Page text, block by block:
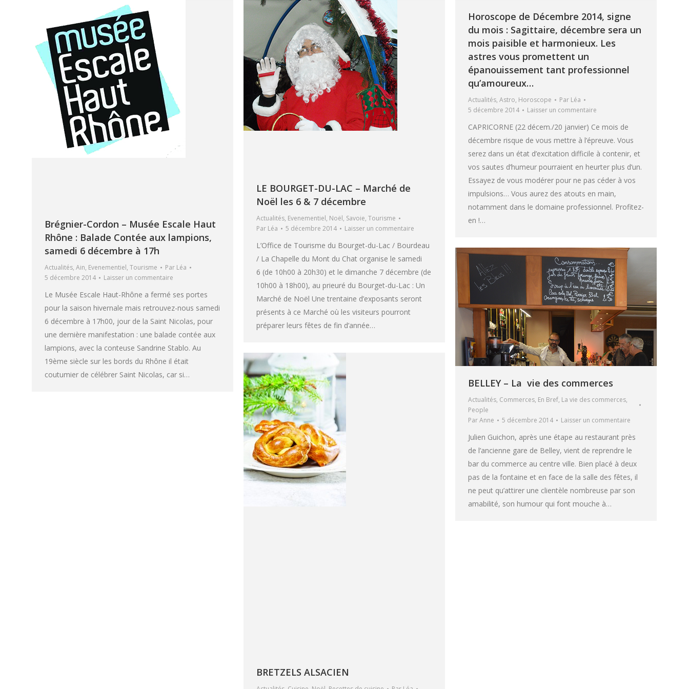
Brégnier-Cordon – Musée Escale Haut
Rhône : Balade Contée aux lampions,
samedi 6 décembre à 17h
Actualités, Ain, Evenementiel, Tourisme Par Léa
5 décembre 2014
Laisser un commentaire
Le Musée Escale Haut-Rhône a fermé ses portes
pour la saison hivernale mais retrouvez-nous samedi
6 décembre à 17h00, jour de la Saint Nicolas, pour
une dernière manifestation : une balade contée aux
lampions, avec la conteuse Sandrine Stablo. Au
19ème siècle sur les bords du Rhône il était
coutumier de célébrer Saint Nicolas, car si…
LE BOURGET-DU-LAC – Marché de
Noël les 6 & 7 décembre
Actualités, Evenementiel, Noël, Savoie, Tourisme
Par Léa 5 décembre 2014 Laisser un commentaire
L’Office de Tourisme du Bourget-du-Lac / Bourdeau
/ La Chapelle du Mont du Chat organise le samedi
6 (de 10h00 à 20h30) et le dimanche 7 décembre (de
10h00 à 18h00), au prieuré du Bourget-du-Lac : Un
Marché de Noël Une trentaine d’exposants seront
présents à ce Marché où les visiteurs pourront
préparer leurs fêtes de fin d’année…
Horoscope de Décembre 2014, signe
du mois : Sagittaire, décembre sera un
mois paisible et harmonieux. Les
astres vous promettent un
épanouissement tant professionnel
qu’amoureux…
Actualités, Astro, Horoscope Par Léa
5 décembre 2014
Laisser un commentaire
CAPRICORNE (22 décem./20 janvier) Ce mois de
décembre risque de vous mettre à l’épreuve. Vous
serez dans un état d’excitation difficile à contenir, et
vos sautes d’humeur pourraient en heurter plus d’un.
Essayez de vous modérer pour ne pas céder à vos
impulsions… Vous aurez des atouts en main,
notamment dans le domaine professionnel. Profitez-
en !…
BELLEY – La vie des commerces
Actualités, Commerces, En Bref, La vie des commerces,
People
ParAnne 5 décembre 2014 Laisser un commentaire
Julien Guichon, après une étape au restaurant près
de l’ancienne gare de Belley, vient de reprendre le
bar du commerce au centre ville. Bien placé à deux
pas de la fontaine et en face de la salle des fêtes, il
ne peut qu’attirer une clientèle nombreuse par son
amabilité, son humour qui font mouche à…
BRETZELS ALSACIEN